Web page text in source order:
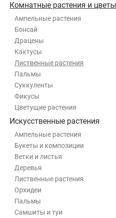
Комнатные растения и цветы
Ампельные растения
Бонсай
Драцены
Кактусы
Лиственные растения
Пальмы
Суккуленты
Фикусы
Цветущие растения
Искусственные растения
Ампельные растения
Букеты и композиции
Ветки и листья
Деревья
Лиственные растения
Орхидеи
Пальмы
Самшиты и туи